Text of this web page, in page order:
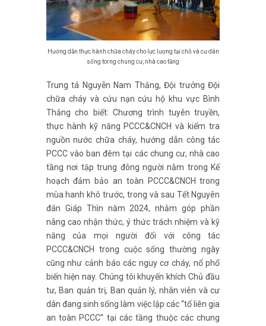
Hướng dẫn thực hành chữa cháy cho lực lượng tại chỗ và cư dân
sống torng chung cư, nhà cao tầng
Trung tá Nguyễn Nam Thắng, Đội trưởng Đội
chữa cháy và cứu nạn cứu hộ khu vực Bình
Thắng cho biết: Chương trình tuyên truyền,
thực hành kỹ năng PCCC&CNCH và kiểm tra
nguồn nước chữa cháy, hướng dẫn công tác
PCCC vào ban đêm tại các chung cư, nhà cao
tầng nơi tập trung đông người nằm trong Kế
hoạch đảm bảo an toàn PCCC&CNCH trong
mùa hanh khô trước, trong và sau Tết Nguyên
đán Giáp Thìn năm 2024, nhằm góp phần
nâng cao nhận thức, ý thức trách nhiệm và kỹ
năng của mọi người đối với công tác
PCCC&CNCH trong cuộc sống thường ngày
cũng như cảnh báo các nguy cơ cháy, nổ phổ
biến hiện nay. Chúng tôi khuyến khích Chủ đầu
tư, Ban quản trị, Ban quản lý, nhân viên và cư
dân đang sinh sống làm việc lập các “tổ liên gia
an toàn PCCC” tại các tầng thuộc các chung